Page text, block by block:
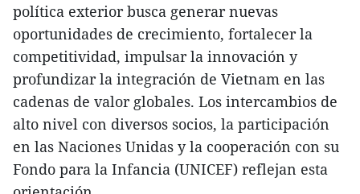
política exterior busca generar nuevas
oportunidades de crecimiento, fortalecer la
competitividad, impulsar la innovación y
profundizar la integración de Vietnam en las
cadenas de valor globales. Los intercambios de
alto nivel con diversos socios, la participación
en las Naciones Unidas y la cooperación con su
Fondo para la Infancia (UNICEF) reflejan esta